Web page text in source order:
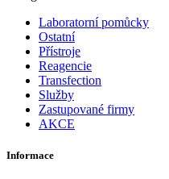
Laboratorní pomůcky
Ostatní
Přístroje
Reagencie
Transfection
Služby
Zastupované firmy
AKCE
Informace